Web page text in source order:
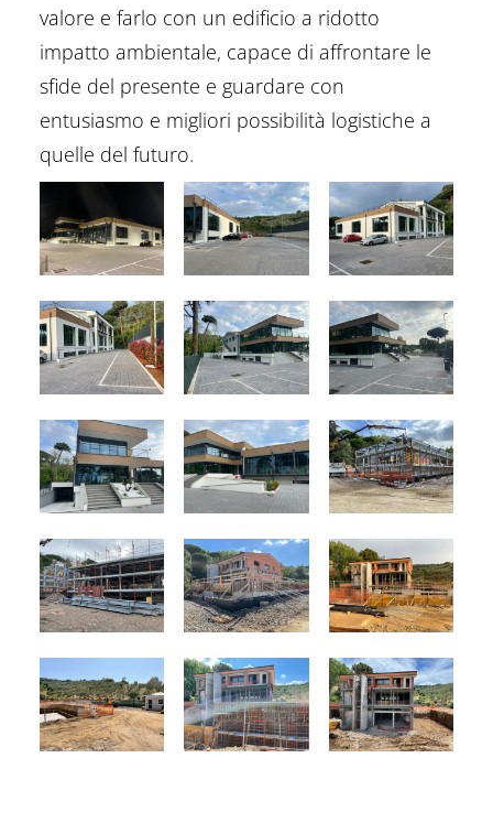
valore e farlo con un edificio a ridotto
impatto ambientale, capace di affrontare le
sfide del presente e guardare con
entusiasmo e migliori possibilità logistiche a
quelle del futuro.